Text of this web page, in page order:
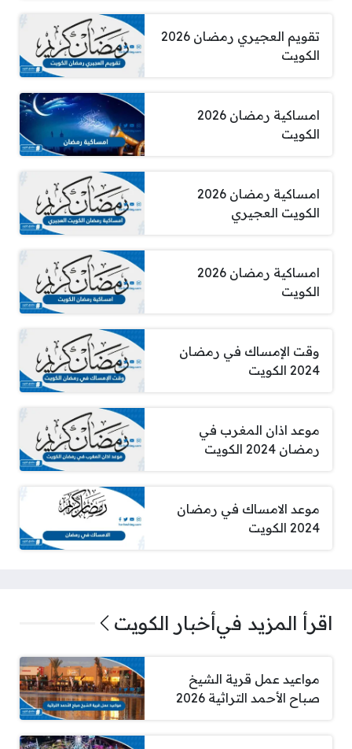
تقويم العجيري رمضان 2026
الكويت
امساكية رمضان 2026
الكويت
امساكية رمضان 2026
الكويت العجيري
امساكية رمضان 2026
الكويت
وقت الإمساك في رمضان
2024 الكويت
موعد اذان المغرب في
رمضان 2024 الكويت
موعد الامساك في رمضان
2024 الكويت
اقرأ المزيد فيأخبار الكويت
مواعيد عمل قرية الشيخ
صباح الأحمد التراثية 2026